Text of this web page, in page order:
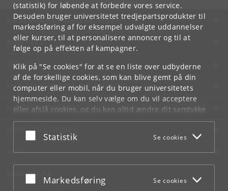
(statistik) for løbende at forbedre vores service.
Desuden bruger universitetet tredjepartsprodukter til
markedsføring af for eksempel udvalgte uddannelser
eller kurser, til at personalisere annoncer og til at
følge op på effekten af kampagner.
Klik på "Se cookies" for at se en liste over udbyderne
af de forskellige cookies, som kan blive gemt på din
computer eller mobil, når du bruger universitetets
hjemmeside. Du kan selv vælge om du vil acceptere
eller afslå cookies, og du kan altid ændre dit samtykke
underCookie- og privatlivspolitiksom du finder i
bunden af hver side.
Acceptér eller afslå
Statistik Se cookies
Acceptér eller afslå
Markedsføring Se cookies
KØBENHAVNS UNIVERSITET
KONTAKT
SERVICES
FOR STUDERENDE OG ANSATTE
JOB OG KARRIERE
NØDSITUATIONER
WEB
MØD KU PÅ